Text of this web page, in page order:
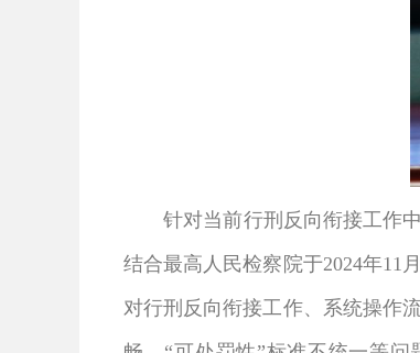
针对当前行刑反向衔接工作
结合最高人民检察院于2024年11
对行刑反向衔接工作、系统操作